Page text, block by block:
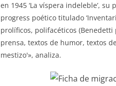
en 1945 ‘La víspera indeleble’,
progress poético titulado
prolíficos, polifacéticos
prensa, textos de humor, textos
mestizo'», analiza.